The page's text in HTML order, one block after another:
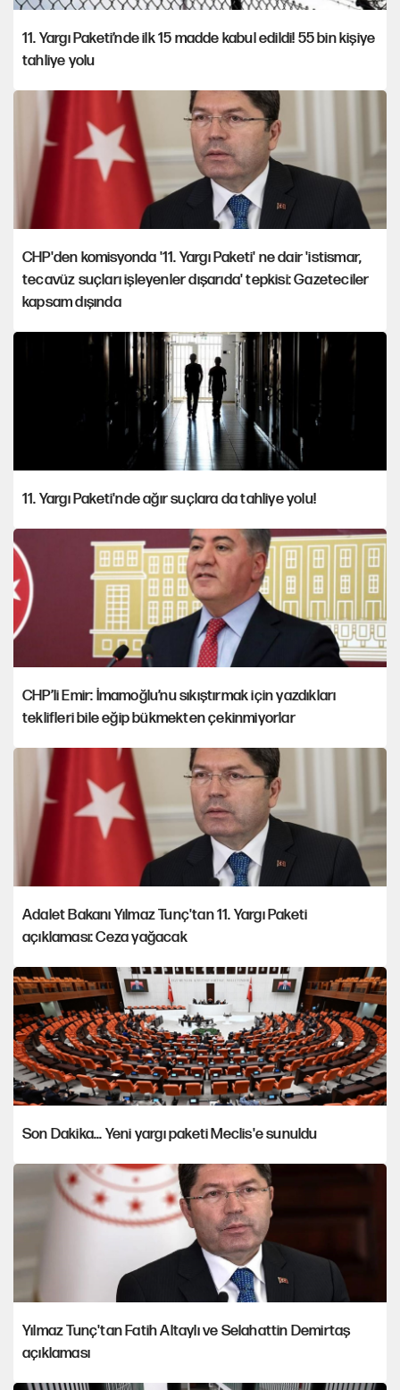
11. Yargı Paketi’nde ilk 15 madde kabul edildi! 55 bin kişiye
tahliye yolu
CHP'den komisyonda '11. Yargı Paketi' ne dair 'istismar,
tecavüz suçları işleyenler dışarıda' tepkisi: Gazeteciler
kapsam dışında
11. Yargı Paketi'nde ağır suçlara da tahliye yolu!
CHP’li Emir: İmamoğlu’nu sıkıştırmak için yazdıkları
teklifleri bile eğip bükmekten çekinmiyorlar
Adalet Bakanı Yılmaz Tunç'tan 11. Yargı Paketi
açıklaması: Ceza yağacak
Son Dakika... Yeni yargı paketi Meclis'e sunuldu
Yılmaz Tunç'tan Fatih Altaylı ve Selahattin Demirtaş
açıklaması